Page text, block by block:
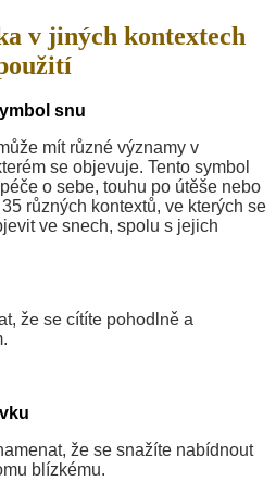
v jiných kontextech
snu
mít různé významy v
se objevuje. Tento symbol
o sebe, touhu po útěše nebo
různých kontextů, ve kterých se
ve snech, spolu s jejich
že se cítíte pohodlně a
že se snažíte nabídnout
blízkému.